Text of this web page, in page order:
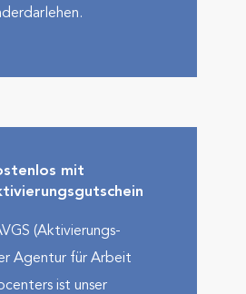
mit
(Aktivierungs­
Agentur für Arbeit
ist unser